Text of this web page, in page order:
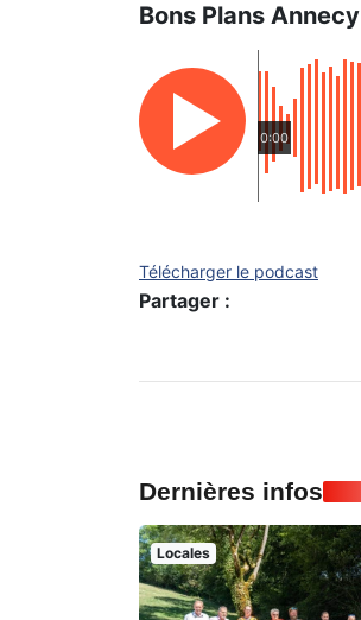
Bons Plans Annecy
0:00
Télécharger le podcast
Partager :
Dernières infos
Locales